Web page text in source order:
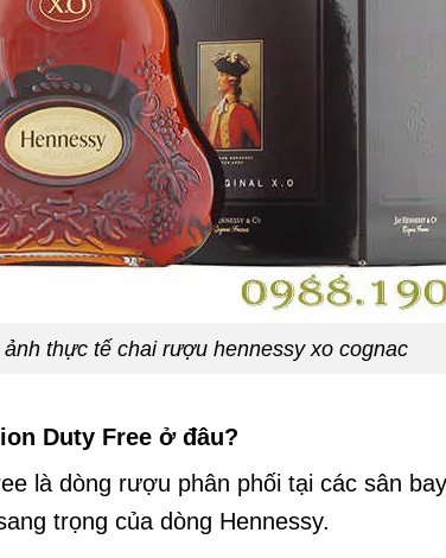
thực tế chai rượu hennessy xo cognac
Duty Free ở đâu?
là dòng rượu phân phối tại các sân
trọng của dòng Hennessy.